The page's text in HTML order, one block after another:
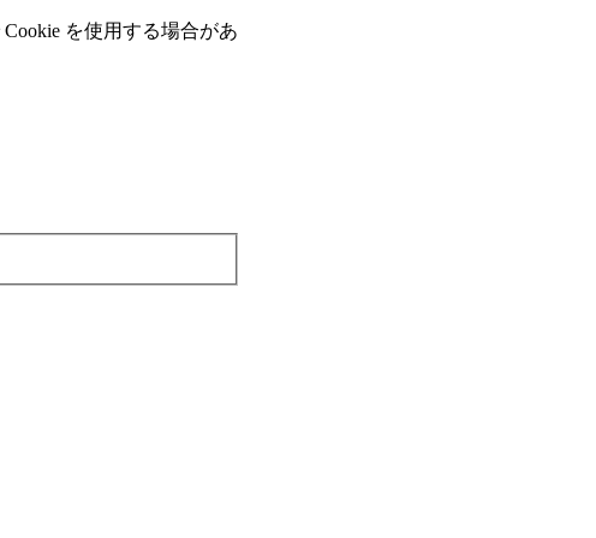
を使⽤する場合があ